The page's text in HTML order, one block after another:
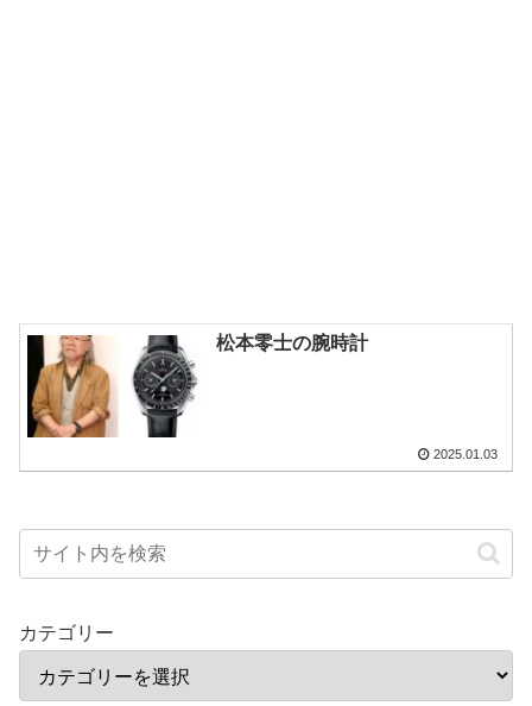
松本零士の腕時計
2025.01.03
カテゴリー